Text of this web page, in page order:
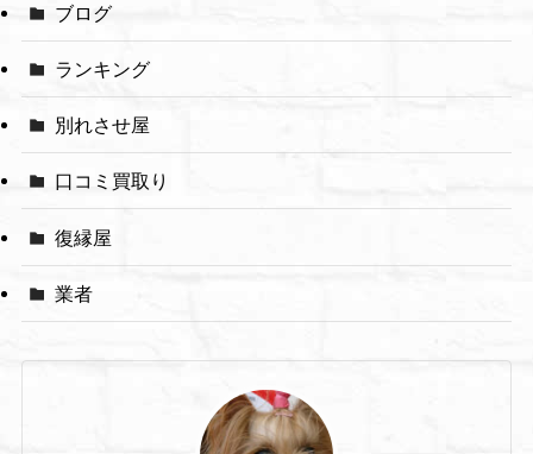
ブログ
ランキング
別れさせ屋
口コミ買取り
復縁屋
業者